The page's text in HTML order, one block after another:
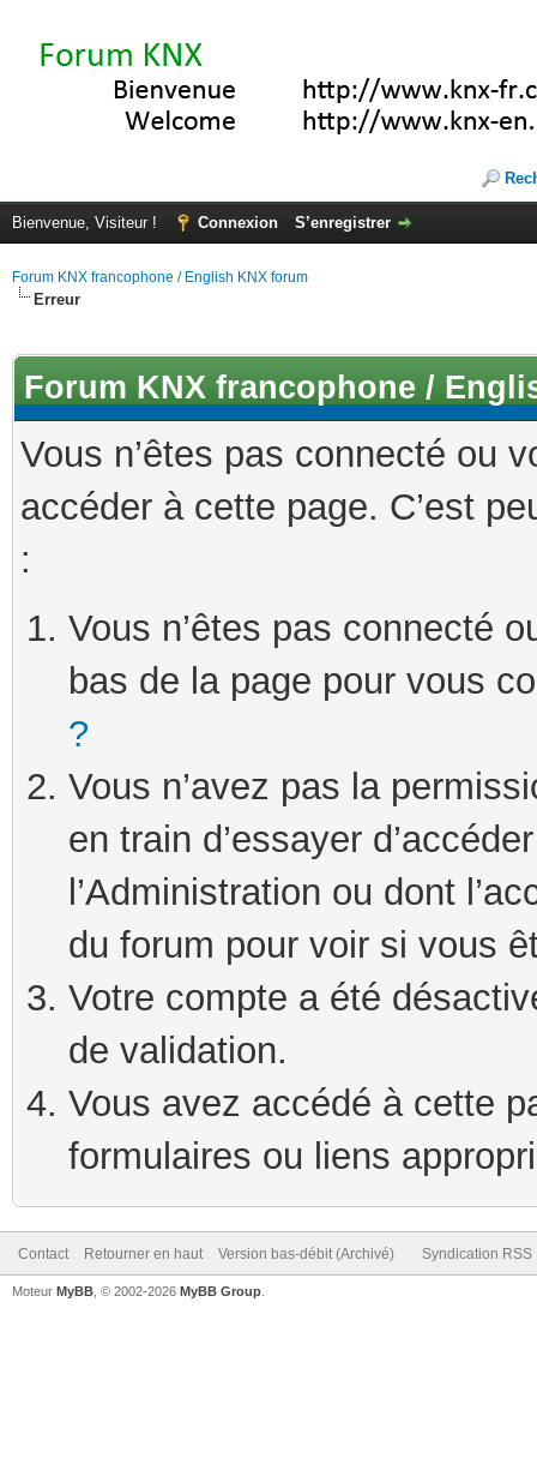
Bienvenue, Visiteur ! Connexion S’enregistrer
Forum KNX francophone / English KNX forum
Erreur
Forum KNX francophone /
Vous n’êtes pas connecté ou
accéder à cette page. C’est
:
Vous n’êtes pas connecté
bas de la page pour vous
?
Vous n’avez pas la
en train d’essayer
l’Administration ou dont
du forum pour voir si vous
Votre compte a été
de validation.
Vous avez accédé à cette
formulaires ou liens
Contact Retourner en haut Version bas-débit (Archivé) Syndication RSS
Moteur MyBB , © 2002-2026 MyBB Group